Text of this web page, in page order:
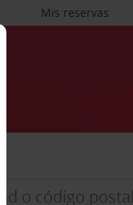
Mis reservas